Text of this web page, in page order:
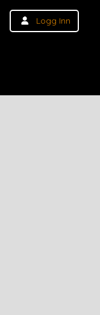
Logg Inn